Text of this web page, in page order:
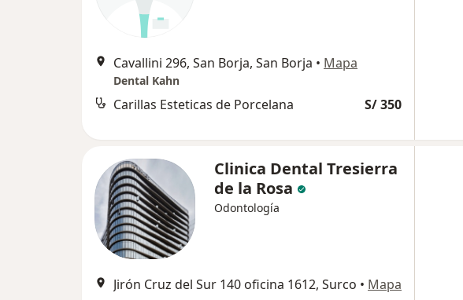
Cavallini 296, San Borja, San Borja • Mapa
Dental Kahn
Carillas Esteticas de Porcelana S/ 350
Clinica Dental Tresierra
de la Rosa
Odontología
Jirón Cruz del Sur 140 oficina 1612, Surco • Mapa